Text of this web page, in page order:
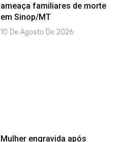
ameaça familiares de morte
em Sinop/MT
10 De Agosto De 2026
Mulher engravida após